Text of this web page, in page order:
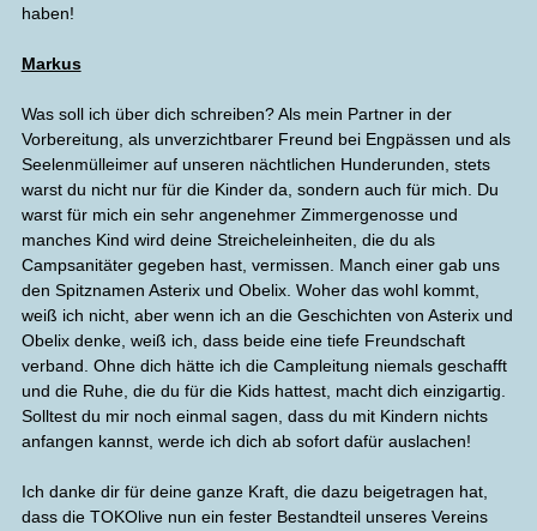
haben!
Markus
Was soll ich über dich schreiben? Als mein Partner in der
Vorbereitung, als unverzichtbarer Freund bei Engpässen und als
Seelenmülleimer auf unseren nächtlichen Hunderunden, stets
warst du nicht nur für die Kinder da, sondern auch für mich. Du
warst für mich ein sehr angenehmer Zimmergenosse und
manches Kind wird deine Streicheleinheiten, die du als
Campsanitäter gegeben hast, vermissen. Manch einer gab uns
den Spitznamen Asterix und Obelix. Woher das wohl kommt,
weiß ich nicht, aber wenn ich an die Geschichten von Asterix und
Obelix denke, weiß ich, dass beide eine tiefe Freundschaft
verband. Ohne dich hätte ich die Campleitung niemals geschafft
und die Ruhe, die du für die Kids hattest, macht dich einzigartig.
Solltest du mir noch einmal sagen, dass du mit Kindern nichts
anfangen kannst, werde ich dich ab sofort dafür auslachen!
Ich danke dir für deine ganze Kraft, die dazu beigetragen hat,
dass die TOKOlive nun ein fester Bestandteil unseres Vereins